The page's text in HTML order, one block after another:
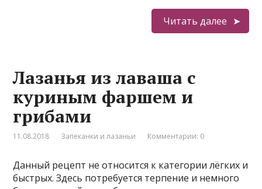
Читать далее
Лазанья из лаваша с
куриным фаршем и
грибами
11.08.2018 Запеканки и лазаньи Комментарии: 0
Данный рецепт не относится к категории лёгких и
быстрых. Здесь потребуется терпение и немного